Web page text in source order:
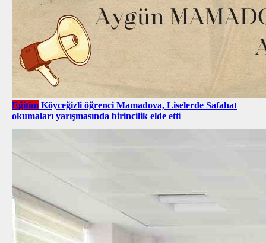
Eğitim Köyceğizli öğrenci Mamadova, Liselerde Safahat
okumaları yarışmasında birincilik elde etti